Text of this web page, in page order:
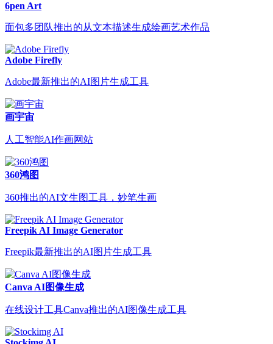
6pen Art
面包多团队推出的从文本描述生成绘画艺术作品
Adobe Firefly
Adobe最新推出的AI图片生成工具
画宇宙
人工智能AI作画网站
360鸿图
360推出的AI文生图工具，妙笔生画
Freepik AI Image Generator
Freepik最新推出的AI图片生成工具
Canva AI图像生成
在线设计工具Canva推出的AI图像生成工具